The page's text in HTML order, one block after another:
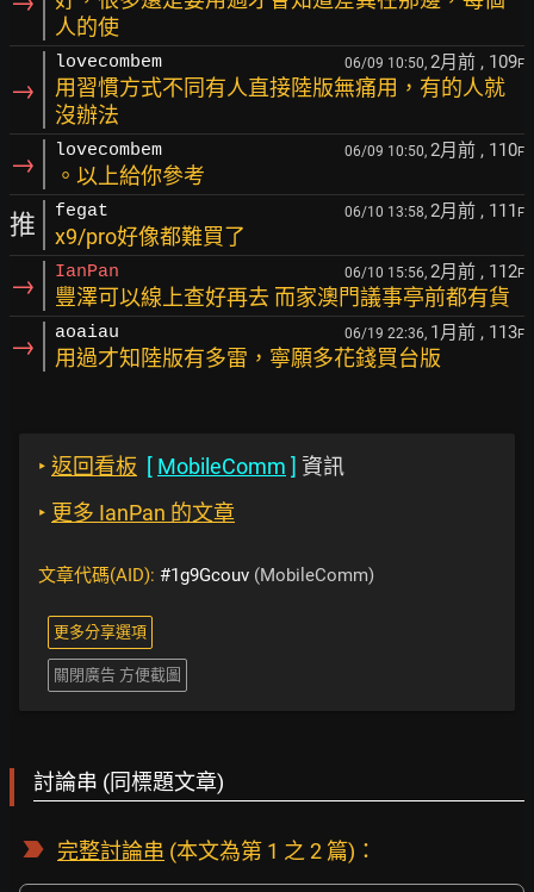
人的使
→
lovecombem 06/09 10:50, 2月前 , 109F
用習慣方式不同有人直接陸版無痛用，有的人就
沒辦法
→ lovecombem 06/09 10:50, 2月前 , 110F
。以上給你參考
推 fegat 06/10 13:58, 2月前 , 111 F
x9/pro好像都難買了
→ IanPan 06/10 15:56, 2月前 , 112F
豐澤可以線上查好再去 而家澳門議事亭前都有貨
→ aoaiau 06/19 22:36, 1月前 , 113F
用過才知陸版有多雷，寧願多花錢買台版
‣ 返回看板 [ MobileComm ] 資訊
‣ 更多 IanPan 的文章
文章代碼(AID): #1g9Gcouv (MobileComm)
更多分享選項
關閉廣告 方便截圖
討論串 (同標題文章)
完整討論串 (本文為第 1 之 2 篇)：